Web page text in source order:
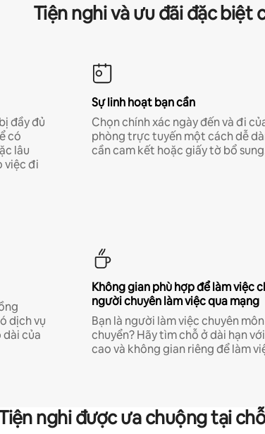
Tiện nghi và ưu đãi đặc biệt
đầy đủ
có
lâu
việc đi
Sự linh hoạt bạn cần
Chọn chính xác ngày đến và đi
phòng trực tuyến một cách dễ
cần cam kết hoặc giấy tờ bổ
dịch vụ
của
Không gian phù hợp để làm việc
người chuyên làm việc qua mạng
Bạn là người làm việc chuyên
chuyển? Hãy tìm chỗ ở dài hạn
cao và không gian riêng để làm
nghi được ưa chuộng tại